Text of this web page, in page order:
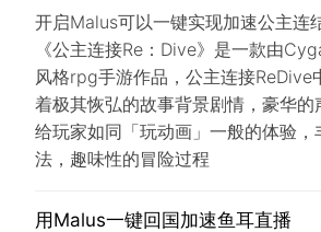
开启Malus可以一键实现加速公主连
《公主连接Re：Dive》是一款由
风格rpg手游作品，公主连接ReDive
着极其恢弘的故事背景剧情，豪华
给玩家如同「玩动画」一般的体验
法，趣味性的冒险过程
用Malus一键回国加速鱼耳直播